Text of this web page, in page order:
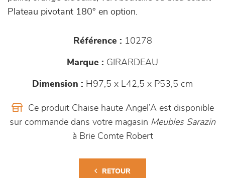
Plateau pivotant 180° en option.
Référence : 10278
Marque : GIRARDEAU
Dimension : H97,5 x L42,5 x P53,5 cm
Ce produit Chaise haute Angel’A est disponible
sur commande dans votre magasin Meubles Sarazin
à Brie Comte Robert
RETOUR